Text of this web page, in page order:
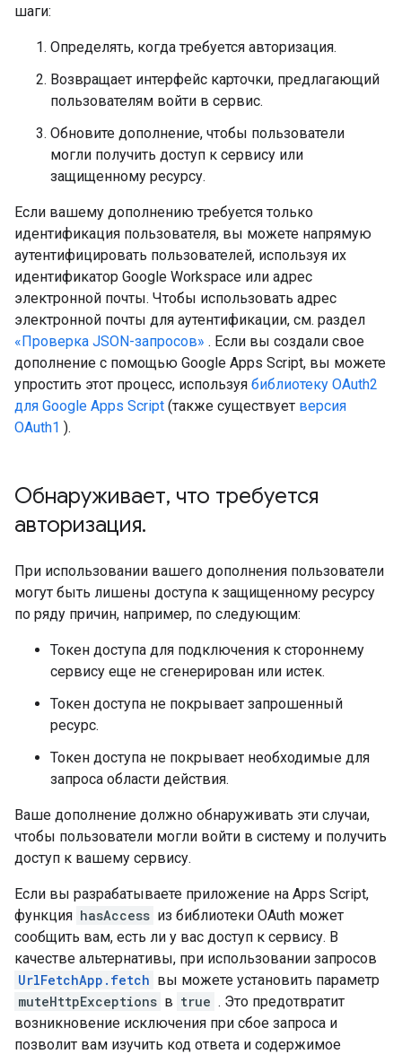
шаги:
Определять, когда требуется авторизация.
Возвращает интерфейс карточки, предлагающий
пользователям войти в сервис.
Обновите дополнение, чтобы пользователи
могли получить доступ к сервису или
защищенному ресурсу.
Если вашему дополнению требуется только
идентификация пользователя, вы можете напрямую
аутентифицировать пользователей, используя их
идентификатор Google Workspace или адрес
электронной почты. Чтобы использовать адрес
электронной почты для аутентификации, см. раздел
«Проверка JSON-запросов» . Если вы создали свое
дополнение с помощью Google Apps Script, вы можете
упростить этот процесс, используя библиотеку OAuth2
для Google Apps Script (также существует версия
OAuth1 ).
Обнаруживает, что требуется
авторизация.
При использовании вашего дополнения пользователи
могут быть лишены доступа к защищенному ресурсу
по ряду причин, например, по следующим:
Токен доступа для подключения к стороннему
сервису еще не сгенерирован или истек.
Токен доступа не покрывает запрошенный
ресурс.
Токен доступа не покрывает необходимые для
запроса области действия.
Ваше дополнение должно обнаруживать эти случаи,
чтобы пользователи могли войти в систему и получить
доступ к вашему сервису.
Если вы разрабатываете приложение на Apps Script,
функция hasAccess из библиотеки OAuth может
сообщить вам, есть ли у вас доступ к сервису. В
качестве альтернативы, при использовании запросов
UrlFetchApp.fetch вы можете установить параметр
muteHttpExceptions в true . Это предотвратит
возникновение исключения при сбое запроса и
позволит вам изучить код ответа и содержимое